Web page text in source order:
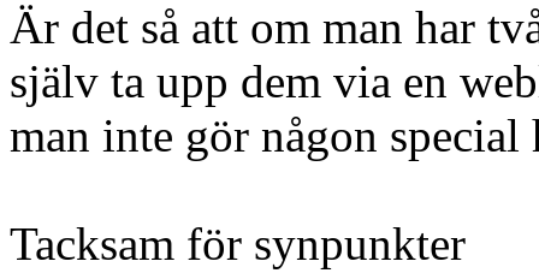
Är det så att om man har
själv ta upp dem via en
man inte gör någon
Tacksam för synpunkter